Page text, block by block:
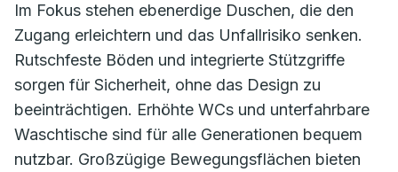
Im Fokus stehen ebenerdige Duschen, die den
Zugang erleichtern und das Unfallrisiko senken.
Rutschfeste Böden und integrierte Stützgriffe
sorgen für Sicherheit, ohne das Design zu
beeinträchtigen. Erhöhte WCs und unterfahrbare
Waschtische sind für alle Generationen bequem
nutzbar. Großzügige Bewegungsflächen bieten